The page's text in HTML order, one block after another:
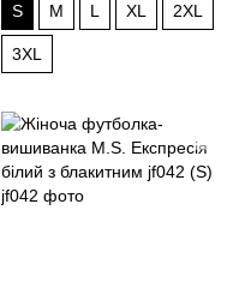
S M L XL 2XL
3XL